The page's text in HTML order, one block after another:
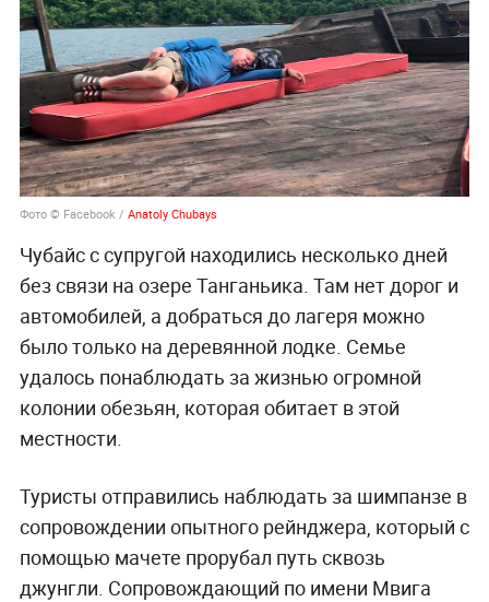
Фото © Facebook / Anatoly Chubays
Чубайс с супругой находились несколько дней
без связи на озере Танганьика. Там нет дорог и
автомобилей, а добраться до лагеря можно
было только на деревянной лодке. Семье
удалось понаблюдать за жизнью огромной
колонии обезьян, которая обитает в этой
местности.
Туристы отправились наблюдать за шимпанзе в
сопровождении опытного рейнджера, который с
помощью мачете прорубал путь сквозь
джунгли. Сопровождающий по имени Мвига